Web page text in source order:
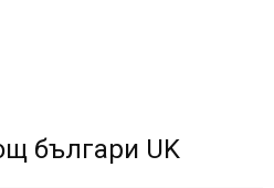
българи UK